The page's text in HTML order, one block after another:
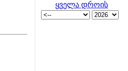
ყველა დროის